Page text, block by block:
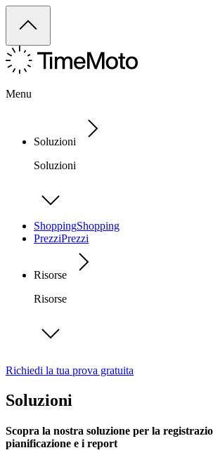
Menu
Soluzioni
Soluzioni
ShoppingShopping
PrezziPrezzi
Risorse
Risorse
Richiedi la tua prova gratuita
Soluzioni
Scopra la nostra soluzione per la
pianificazione e i report